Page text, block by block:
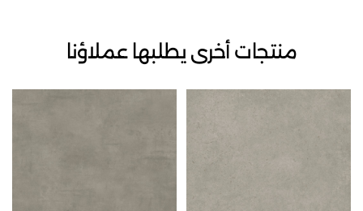
منتجات أخرى يطلبها عملاؤنا